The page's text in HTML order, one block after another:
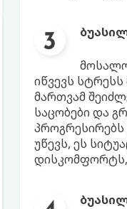
იწვევს
მართვამ
საცობები და
პროგრესირებს
უწევს, ეს
დისკომფორტს,